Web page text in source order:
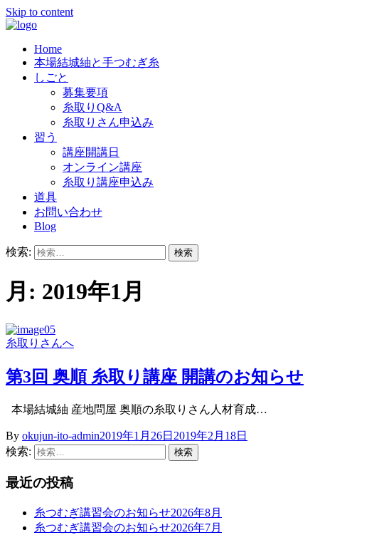
Skip to content
奥順株式会社
結城紬の老舗「奥順」では、良質の糸をつむい
Home
本場結城紬と手つむぎ糸
しごと
募集要項
糸取りQ&A
糸取りさん申込み
習う
講座開講日
オンライン講座
糸取り講座申込み
道具
お問い合わせ
Blog
検索:
月: 2019年1月
糸取りさんへ
第3回 奥順 糸取り講座 開講のお知らせ
本場結城紬 産地問屋 奥順の糸取りさん人材育成…
By okujun-ito-admin2019年1月26日 2019年2月18日
検索:
最近の投稿
糸つむぎ講習会のお知らせ2026年8月
糸つむぎ講習会のお知らせ2026年7月